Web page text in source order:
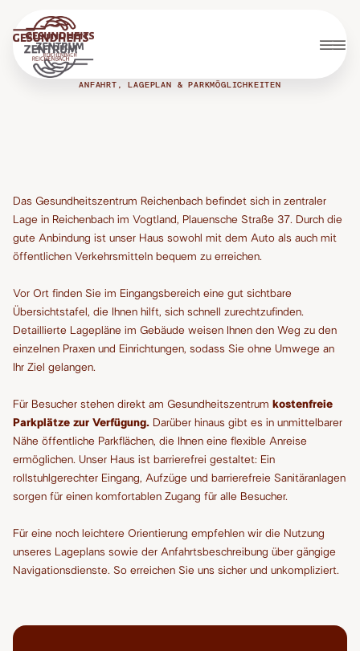
ANFAHRT, LAGEPLAN & PARKMÖGLICHKEITEN
Adresse und
Erreichbarkeit
Das Gesundheitszentrum Reichenbach befindet sich in zentraler
Lage in Reichenbach im Vogtland, Plauensche Straße 37. Durch die
gute Anbindung ist unser Haus sowohl mit dem Auto als auch mit
öffentlichen Verkehrsmitteln bequem zu erreichen.
Vor Ort finden Sie im Eingangsbereich eine gut sichtbare
Übersichtstafel, die Ihnen hilft, sich schnell zurechtzufinden.
Detaillierte Lagepläne im Gebäude weisen Ihnen den Weg zu den
einzelnen Praxen und Einrichtungen, sodass Sie ohne Umwege an
Ihr Ziel gelangen.
Für Besucher stehen direkt am Gesundheitszentrum kostenfreie
Parkplätze zur Verfügung. Darüber hinaus gibt es in unmittelbarer
Nähe öffentliche Parkflächen, die Ihnen eine flexible Anreise
ermöglichen. Unser Haus ist barrierefrei gestaltet: Ein
rollstuhlgerechter Eingang, Aufzüge und barrierefreie Sanitäranlagen
sorgen für einen komfortablen Zugang für alle Besucher.
Für eine noch leichtere Orientierung empfehlen wir die Nutzung
unseres Lageplans sowie der Anfahrtsbeschreibung über gängige
Navigationsdienste. So erreichen Sie uns sicher und unkompliziert.